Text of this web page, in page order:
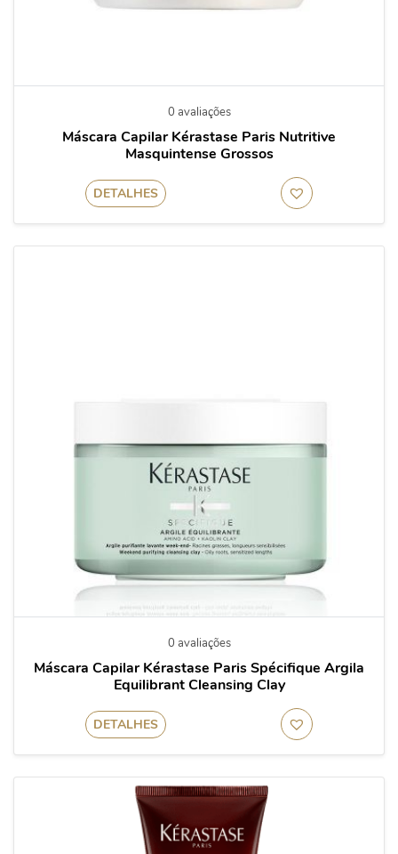
0 avaliações
Máscara Capilar Kérastase Paris Nutritive
Masquintense Grossos
DETALHES
0 avaliações
Máscara Capilar Kérastase Paris Spécifique Argila
Equilibrant Cleansing Clay
DETALHES